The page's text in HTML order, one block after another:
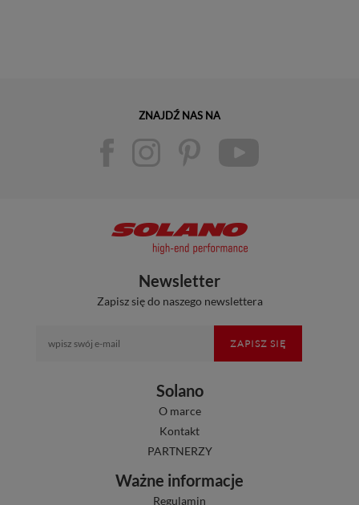
ZNAJDŹ NAS NA
Newsletter
Zapisz się do naszego newslettera
ZAPISZ SIĘ
Solano
O marce
Kontakt
PARTNERZY
Ważne informacje
Regulamin